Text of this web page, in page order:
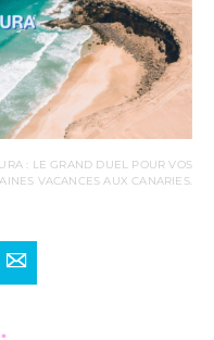
: LE GRAND DUEL POUR VOS
VACANCES AUX CANARIES.
E-mail